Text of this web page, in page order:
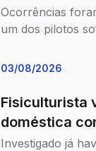
Ocorrências
um dos pilotos
03/08/2026
Fisiculturista
doméstica
Investigado já